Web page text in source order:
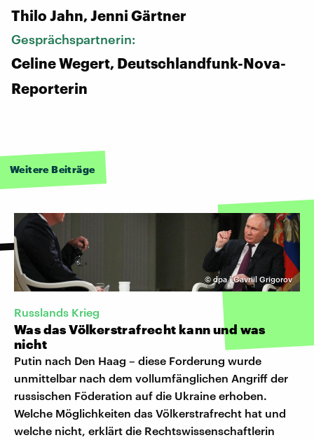
Thilo Jahn, Jenni Gärtner
Gesprächspartnerin:
Celine Wegert, Deutschlandfunk-Nova-
Reporterin
Weitere Beiträge
© dpa | Gavriil Grigorov
Russlands Krieg
Was das Völkerstrafrecht kann und was
nicht
Putin nach Den Haag – diese Forderung wurde
unmittelbar nach dem vollumfänglichen Angriff der
russischen Föderation auf die Ukraine erhoben.
Welche Möglichkeiten das Völkerstrafrecht hat und
welche nicht, erklärt die Rechtswissenschaftlerin